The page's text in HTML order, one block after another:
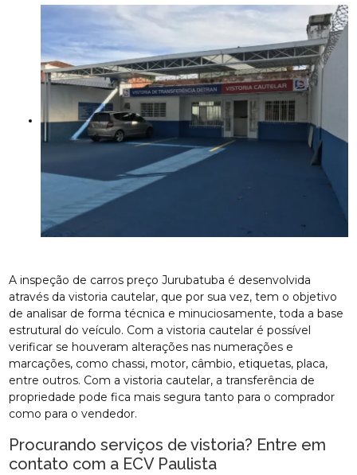
A inspeção de carros preço Jurubatuba é desenvolvida
através da vistoria cautelar, que por sua vez, tem o objetivo
de analisar de forma técnica e minuciosamente, toda a base
estrutural do veículo. Com a vistoria cautelar é possível
verificar se houveram alterações nas numerações e
marcações, como chassi, motor, câmbio, etiquetas, placa,
entre outros. Com a vistoria cautelar, a transferência de
propriedade pode fica mais segura tanto para o comprador
como para o vendedor.
Procurando serviços de vistoria? Entre em
contato com a ECV Paulista